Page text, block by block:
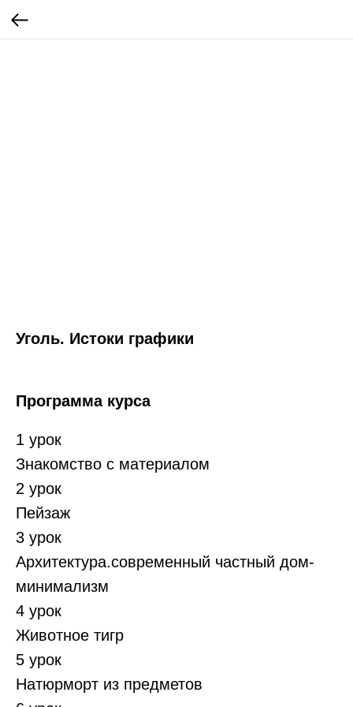
Уголь. Истоки графики
Программа курса
1 урок
Знакомство с материалом
2 урок
Пейзаж
3 урок
Архитектура.современный частный дом-
минимализм
4 урок
Животное тигр
5 урок
Натюрморт из предметов